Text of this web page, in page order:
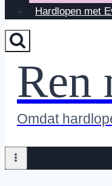
Hardlopen met
Ren
Omdat